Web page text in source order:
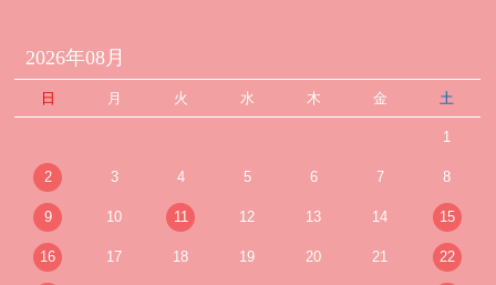
2026年08月
日 月 火 水 木 金 土
1
2 3 4 5 6 7 8
9 10 11 12 13 14 15
16 17 18 19 20 21 22